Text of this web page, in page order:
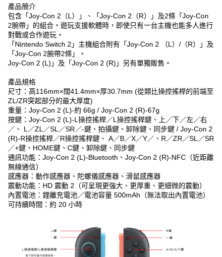
產品簡介
包含「Joy-Con 2（L）」、「Joy-Con 2（R）」及2條「Joy-Con
2腕帶」的組合。遊玩支援軟體時，即使只有一台主機也能多人進行
對戰或合作遊玩。
「Nintendo Switch 2」主機組合附有「Joy-Con 2 （L）/（R）」及
「Joy-Con 2腕帶2條」。
Joy-Con 2 (L)」及「Joy-Con 2 (R)」另有單獨販售。
產品規格
尺寸：高116mm×闊41.4mm×厚30.7mm (從類比操控搖桿的前端至
ZL/ZR突起部分的最大厚度)
重量：Joy-Con 2 (L)-約 66g / Joy-Con 2 (R)-67g
按鍵：Joy-Con 2 (L)-L操控搖桿／L操控搖桿鍵、上／下／左／右
／、 L／ZL／SL／SR／-鍵、拍攝鍵、卸除鍵、同步鍵 / Joy-Con 2
(R)-R操控搖桿／R操控搖桿鍵、 A／B／X／Y／、R／ZR／SL／SR
／+鍵、HOME鍵、C鍵、卸除鍵、同步鍵
通訊功能：Joy-Con 2 (L)-Bluetooth、Joy-Con 2 (R)-NFC（近距離
無線通信）
感應器：動作感應器、陀螺儀感應器、滑鼠感應器
震動功能：HD 震動 2（可呈現更強大、更厚重、更細微的震動）
內置電池：鋰離充電池／電池容量 500mAh（無法取出內置電池）
可持續時間：約 20 小時